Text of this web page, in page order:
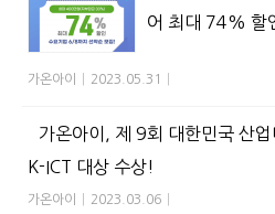
어 최대 74% 할
가온아이 2023.05.31
가온아이, 제 9회 대한민국 산
K-ICT 대상 수상!
가온아이 2023.03.06